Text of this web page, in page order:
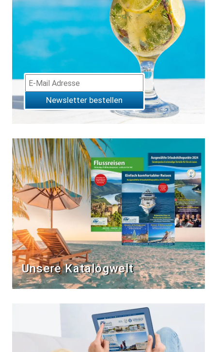
Newsletter bestellen
Unsere Katalogwelt